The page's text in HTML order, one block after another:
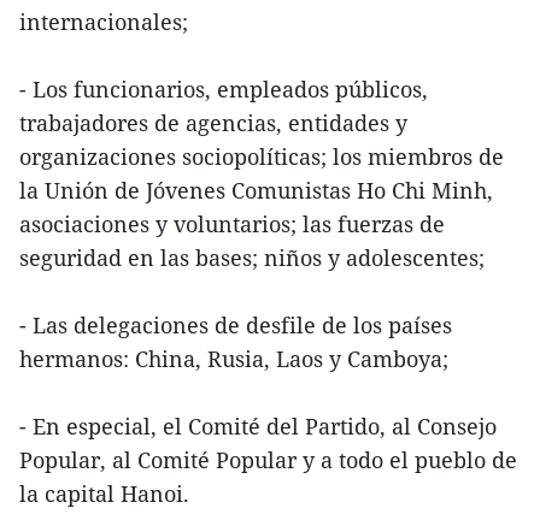
internacionales;
- Los funcionarios, empleados públicos,
trabajadores de agencias, entidades y
organizaciones sociopolíticas; los miembros de
la Unión de Jóvenes Comunistas Ho Chi Minh,
asociaciones y voluntarios; las fuerzas de
seguridad en las bases; niños y adolescentes;
- Las delegaciones de desfile de los países
hermanos: China, Rusia, Laos y Camboya;
- En especial, el Comité del Partido, al Consejo
Popular, al Comité Popular y a todo el pueblo de
la capital Hanoi.